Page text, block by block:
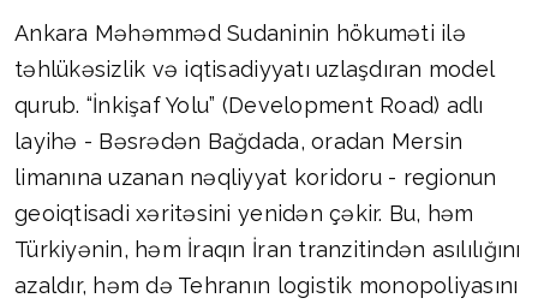
Ankara Məhəmməd Sudaninin hökuməti ilə
təhlükəsizlik və iqtisadiyyatı uzlaşdıran model
qurub. “İnkişaf Yolu” (Development Road) adlı
layihə - Bəsrədən Bağdada, oradan Mersin
limanına uzanan nəqliyyat koridoru - regionun
geoiqtisadi xəritəsini yenidən çəkir. Bu, həm
Türkiyənin, həm İraqın İran tranzitindən asılılığını
azaldır, həm də Tehranın logistik monopoliyasını